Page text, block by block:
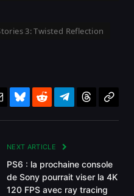
3: Twisted Reflection
EmailBlueskyRedditTelegram
NEXT ARTICLE
PS6 : la prochaine console
de Sony pourrait viser la 4K
120 FPS avec ray tracing